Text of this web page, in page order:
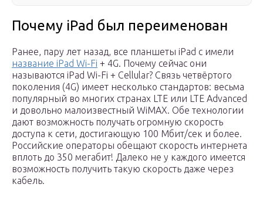
Почему iPad был переименован
Ранее, пару лет назад, все планшеты iPad с имели
название iPad Wi-Fi + 4G. Почему сейчас они
называются iPad Wi-Fi + Cellular? Связь четвёртого
поколения (4G) имеет несколько стандартов: весьма
популярный во многих странах LTE или LTE Advanced
и довольно малоизвестный WiMAX. Обе технологии
дают возможность получать огромную скорость
доступа к сети, достигающую 100 Мбит/сек и более.
Российские операторы обещают скорость интернета
вплоть до 350 мегабит! Далеко не у каждого имеется
возможность получить такую скорость даже через
кабель.